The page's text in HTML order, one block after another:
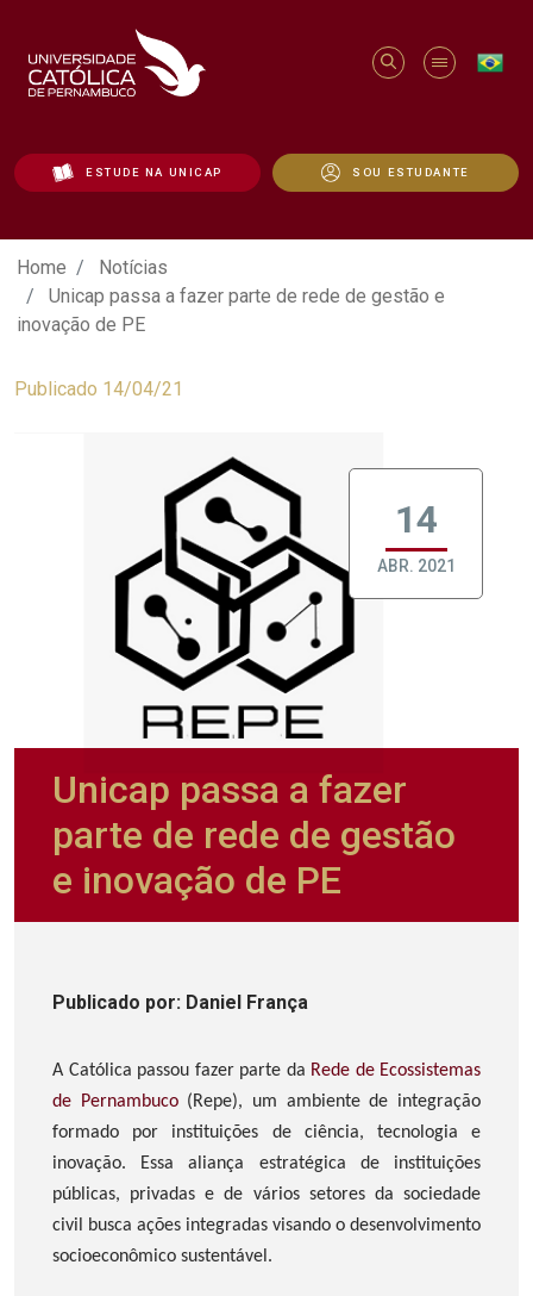
ESTUDE NA UNICAP SOU ESTUDANTE
Unicap passa a fazer parte de rede de
Home
Notícias
Unicap passa a fazer parte de rede de gestão e
inovação de PE
Publicado 14/04/21
14
ABR. 2021
Unicap passa a fazer
parte de rede de gestão
e inovação de PE
Publicado por: Daniel França
A Católica passou fazer parte da Rede de Ecossistemas
de Pernambuco(Repe), um ambiente de integração
formado por instituições de ciência, tecnologia e
inovação. Essa aliança estratégica de instituições
públicas, privadas e de vários setores da sociedade
civil busca ações integradas visando o desenvolvimento
socioeconômico sustentável.